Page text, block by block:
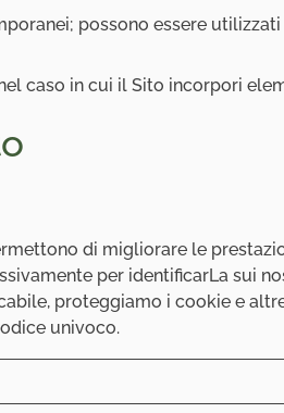
possono essere
caso in cui il Sito incorpori
di migliorare le
per identificarLa sui
proteggiamo i cookie e
univoco.